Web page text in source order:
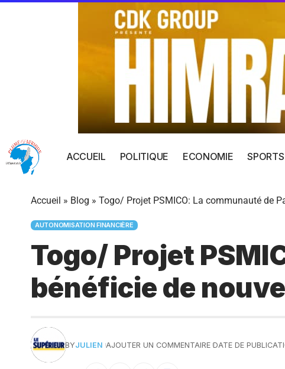
ACCUEIL POLITIQUE ECONOMIE SPORTS
Accueil » Blog » Togo/ Projet PSMICO: La communauté de
AUTONOMISATION FINANCIÈRE
Togo/ Projet
bénéficie de
BYJULIEN AJOUTER UN COMMENTAIRE DATE DE